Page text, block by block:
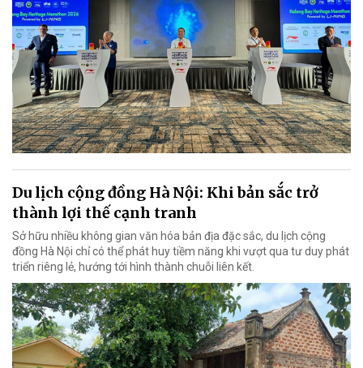
Du lịch cộng đồng Hà Nội: Khi bản sắc trở
thành lợi thế cạnh tranh
Sở hữu nhiều không gian văn hóa bản địa đặc sắc, du lịch cộng
đồng Hà Nội chỉ có thể phát huy tiềm năng khi vượt qua tư duy phát
triển riêng lẻ, hướng tới hình thành chuỗi liên kết.